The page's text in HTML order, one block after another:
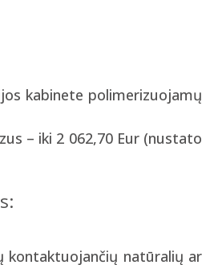
kabinete polimerizuojamų
– iki 2 062,70 Eur (nustato
kontaktuojančių natūralių ar